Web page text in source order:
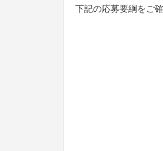
下記の応募要綱をご